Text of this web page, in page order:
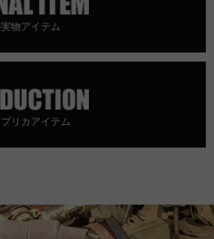
物アイテム
リカアイテム